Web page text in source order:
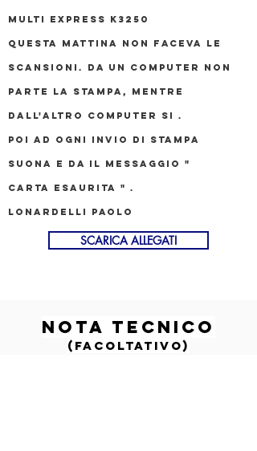
MULTI EXPRESS K3250
Questa mattina non faceva le
scansioni. Da un computer non
parte la stampa, mentre
dall'altro computer SI .
Poi ad ogni invio di stampa
suona e da il messaggio "
Carta esaurita " .
Lonardelli Paolo
SCARICA ALLEGATI
nota tecnico
(FACOLTATIVO)